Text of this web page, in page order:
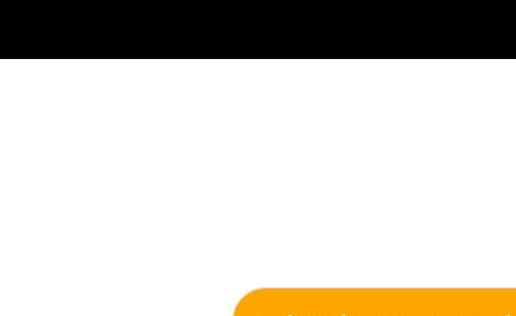
springen